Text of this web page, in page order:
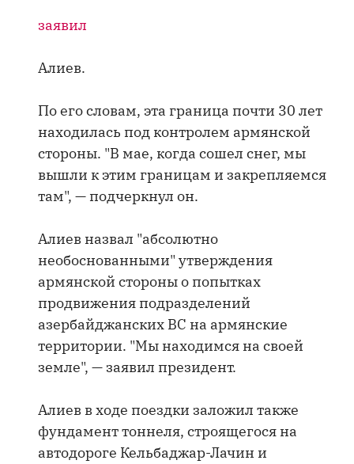
заявил
Алиев.
По его словам, эта граница почти 30 лет
находилась под контролем армянской
стороны. "В мае, когда сошел снег, мы
вышли к этим границам и закрепляемся
там", — подчеркнул он.
Алиев назвал "абсолютно
необоснованными" утверждения
армянской стороны о попытках
продвижения подразделений
азербайджанских ВС на армянские
территории. "Мы находимся на своей
земле", — заявил президент.
Алиев в ходе поездки заложил также
фундамент тоннеля, строящегося на
автодороге Кельбаджар-Лачин и